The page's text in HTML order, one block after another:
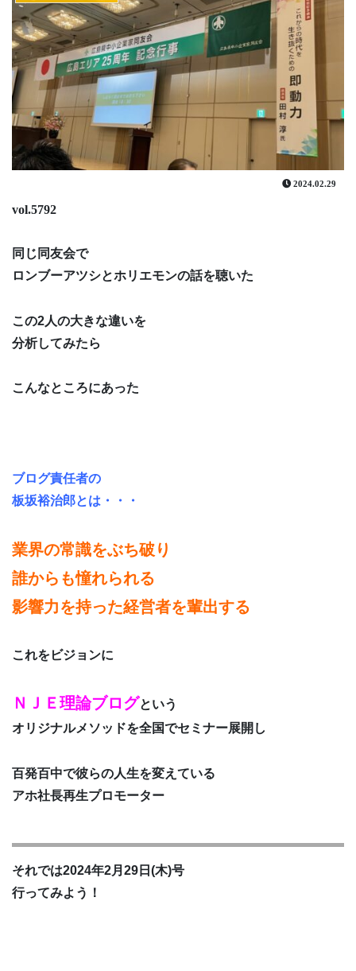
2024.02.29
vol.5792
同じ同友会で
ロンブーアツシとホリエモンの話を聴いた
この2人の大きな違いを
分析してみたら
こんなところにあった
ブログ責任者の
板坂裕治郎とは・・・
業界の常識をぶち破り
誰からも憧れられる
影響力を持った経営者を輩出する
これをビジョンに
ＮＪＥ理論ブログという
オリジナルメソッドを全国でセミナー展開し
百発百中で彼らの人生を変えている
アホ社長再生プロモーター
それでは2024年2月29日(木)号
行ってみよう！